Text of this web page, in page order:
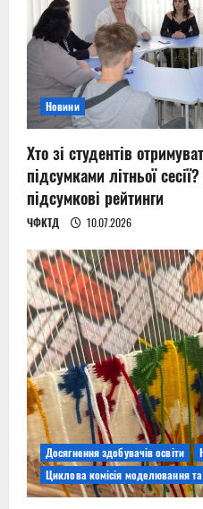
Новини
Хто зі студентів
підсумками літньої
підсумкові рейтинги
ЧФКТД 10.07.2026
Досягнення здобувачів освіти
Циклова комісія моделювання